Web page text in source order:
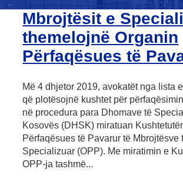
Mbrojtësit e
themelojnë Organin
Përfaqësues të
Më 4 dhjetor 2019, avokatët nga lista
që plotësojnë kushtet për
në procedura para Dhomave të
Kosovës (DHSK) miratuan
Përfaqësues të Pavarur të Mbrojtësve
Specializuar (OPP). Me miratimin e
OPP-ja tashmë...